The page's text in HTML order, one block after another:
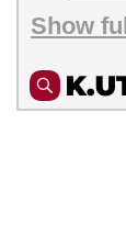
Show